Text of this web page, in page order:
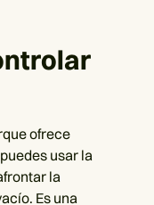
ofrece
usar la
la
Es una